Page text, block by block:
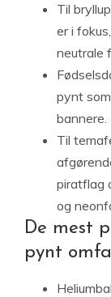
Til
er i
neutrale
pynt
bannere.
Til
piratflag
og
De mest
pynt